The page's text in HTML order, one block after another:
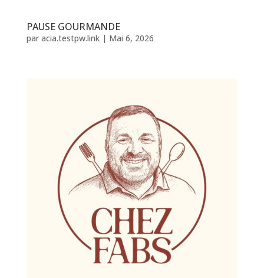
PAUSE GOURMANDE
par acia.testpw.link| Mai 6, 2026